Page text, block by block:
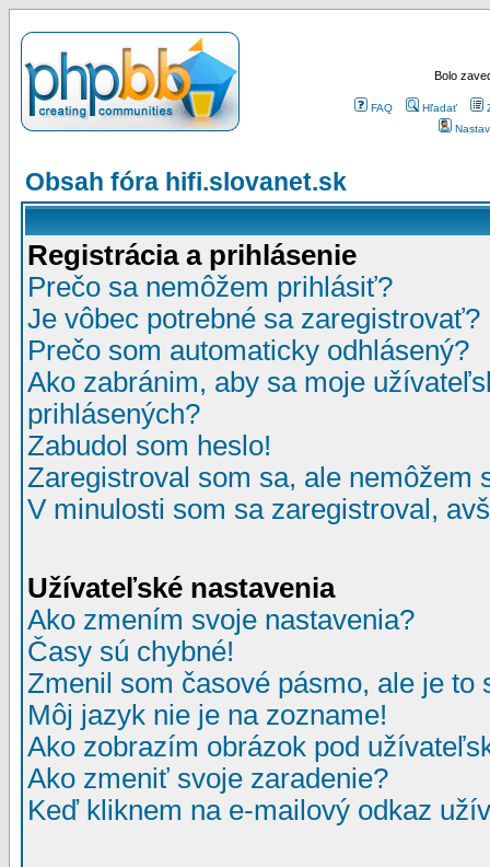
Bolo
FAQ Hľadať
Obsah fóra hifi.slovanet.sk
Registrácia a prihlásenie
Prečo sa nemôžem prihlásiť?
Je vôbec potrebné sa zaregistrovať?
Prečo som automaticky odhlásený?
Ako zabránim, aby sa moje
prihlásených?
Zabudol som heslo!
Zaregistroval som sa, ale nemôžem
V minulosti som sa zaregistroval,
Užívateľské nastavenia
Ako zmením svoje nastavenia?
Časy sú chybné!
Zmenil som časové pásmo, ale je to
Môj jazyk nie je na zozname!
Ako zobrazím obrázok pod
Ako zmeniť svoje zaradenie?
Keď kliknem na e-mailový odkaz